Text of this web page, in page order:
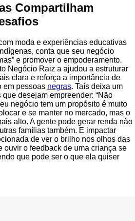
Compartilham
moda e experiências educativas
conta que seu negócio
e promover o empoderamento.
Negócio Raiz a ajudou a estruturar
clara e reforça a importância de
em pessoas negras. Taís deixa um
desejam empreender: “Não
negócio tem um propósito é muito
e se manter no mercado, mas o
alto. A gente pode gerar renda não
famílias também. E impactar
de ver o brilho nos olhos das
ouvir o feedback de uma criança se
que pode ser o que ela quiser